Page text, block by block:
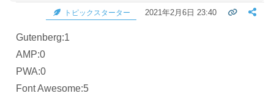
トピックスターター 2021年2月6日 23:40
Gutenberg:1
AMP:0
PWA:0
Font Awesome:5